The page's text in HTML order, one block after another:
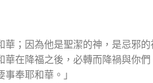
；因為他是聖潔的神，是忌邪
在降福之後，必轉而降禍與你們
奉耶和華。」